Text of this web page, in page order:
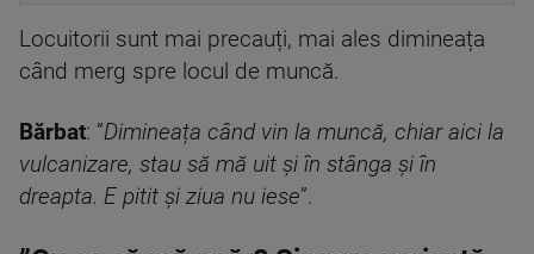
Locuitorii sunt mai precauți, mai ales dimineața
când merg spre locul de muncă.
Bărbat: ”Dimineața când vin la muncă, chiar aici la
vulcanizare, stau să mă uit și în stânga și în
dreapta. E pitit și ziua nu iese”.